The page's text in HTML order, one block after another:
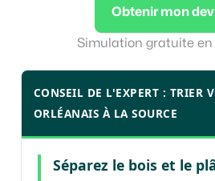
Obtenir mon
Simulation gratuite
CONSEIL DE L'EXPERT : TRIER
ORLÉANAIS À LA SOURCE
Séparez le bois et le